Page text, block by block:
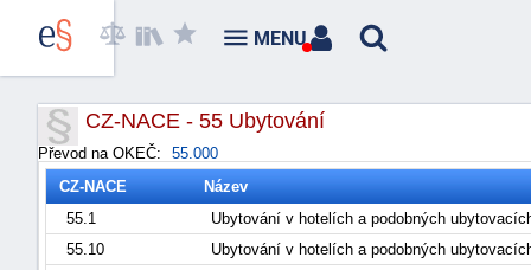
CZ-NACE - 55 Ubytování
Převod na OKEČ:
55.000
CZ-NACE
Název
55.1
Ubytování v hotelích a podobných
55.10
Ubytování v hotelích a podobných
MENU